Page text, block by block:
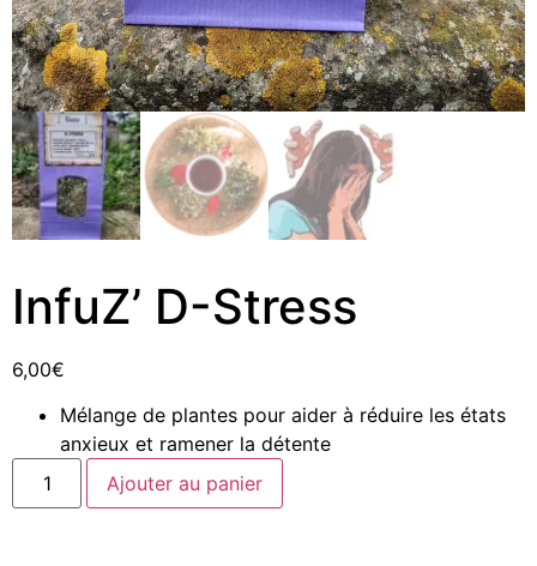
InfuZ’ D-Stress
6,00€
Mélange de plantes pour aider à réduire les états
anxieux et ramener la détente
Ajouter au panier